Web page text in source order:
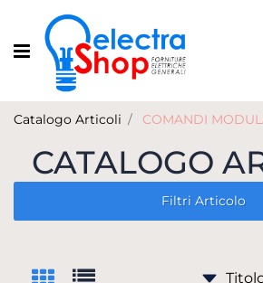
Open menu
Catalogo Articoli COMANDI
CATALOGO
Filtri Articolo